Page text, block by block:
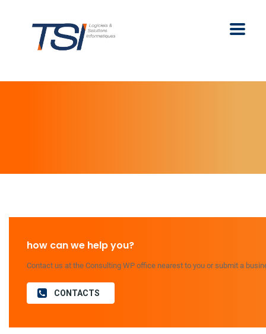
how can we help you?
Contact us at the Consulting WP office nearest to you or submit a
CONTACTS